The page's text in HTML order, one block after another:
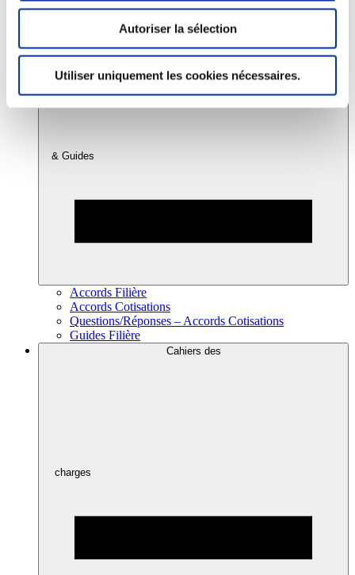
Autoriser la sélection
Utiliser uniquement les cookies nécessaires.
Info-veille scientifique
Accords
& Guides
Accords Filière
Accords Cotisations
Questions/Réponses – Accords Cotisations
Guides Filière
Cahiers des
charges